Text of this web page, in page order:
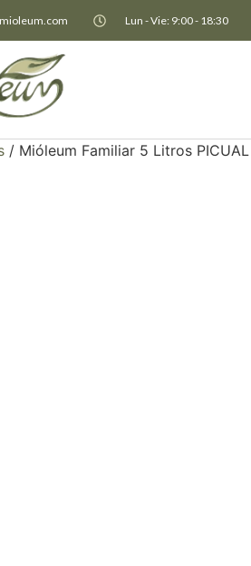
Lun - Vie: 9:00 - 18:30
/ Mióleum Familiar 5 Litros PICUAL